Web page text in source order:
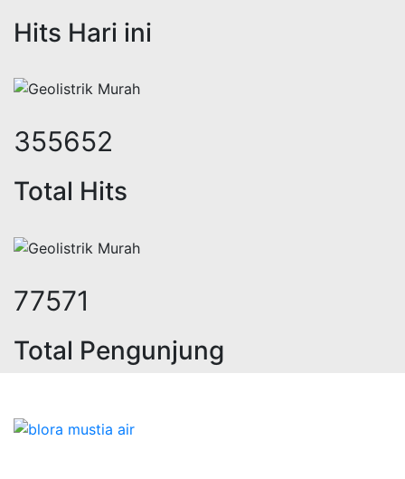
Hits Hari ini
448122
Total Hits
97739
Total Pengunjung